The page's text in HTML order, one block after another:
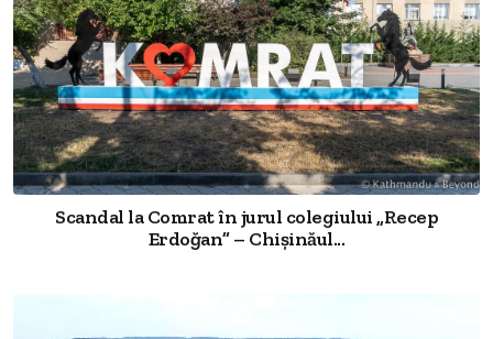
Scandal la Comrat în jurul colegiului „Recep
Erdoğan” – Chișinăul...